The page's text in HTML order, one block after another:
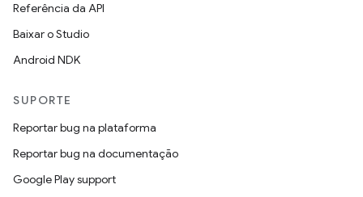
Referência da API
Baixar o Studio
Android NDK
SUPORTE
Reportar bug na plataforma
Reportar bug na documentação
Google Play support